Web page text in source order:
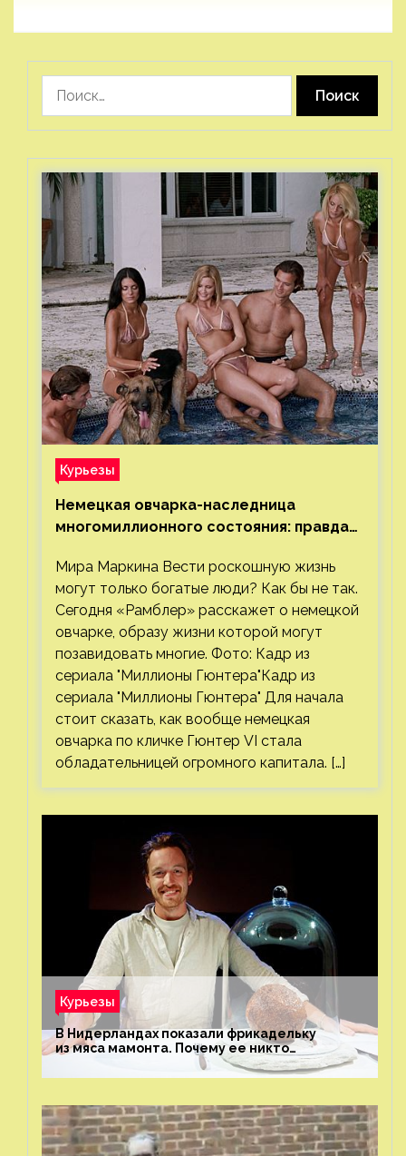
Курьезы
Немецкая овчарка-наследница
многомиллионного состояния: правда
Мира Маркина Вести роскошную жизнь
могут только богатые люди? Как бы не так.
Сегодня «Рамблер» расскажет о немецкой
овчарке, образу жизни которой могут
позавидовать многие. Фото: Кадр из
сериала "Миллионы Гюнтера"Кадр из
сериала "Миллионы Гюнтера" Для начала
стоит сказать, как вообще немецкая
овчарка по кличке Гюнтер VI стала
обладательницей огромного капитала. […]
Курьезы
В Нидерландах показали фрикадельку
из мяса мамонта. Почему ее никто